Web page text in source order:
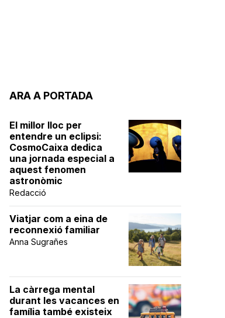
ARA A PORTADA
El millor lloc per
entendre un eclipsi:
CosmoCaixa dedica
una jornada especial a
aquest fenomen
astronòmic
Redacció
Viatjar com a eina de
reconnexió familiar
Anna Sugrañes
La càrrega mental
durant les vacances en
família també existeix